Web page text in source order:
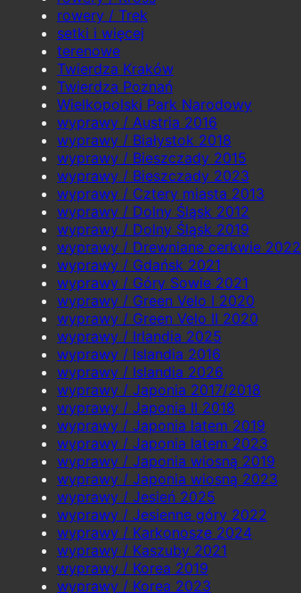
rowery / Trek
setki i więcej
terenowe
Twierdza Kraków
Twierdza Poznań
Wielkopolski Park Narodowy
wyprawy / Austria 2016
wyprawy / Białystok 2018
wyprawy / Bieszczady 2015
wyprawy / Bieszczady 2023
wyprawy / Cztery miasta 2013
wyprawy / Dolny Śląsk 2012
wyprawy / Dolny Śląsk 2019
wyprawy / Drewniane cerkwie 2022
wyprawy / Gdańsk 2021
wyprawy / Góry Sowie 2021
wyprawy / Green Velo I 2020
wyprawy / Green Velo II 2020
wyprawy / Irlandia 2025
wyprawy / Islandia 2016
wyprawy / Islandia 2026
wyprawy / Japonia 2017/2018
wyprawy / Japonia II 2018
wyprawy / Japonia latem 2019
wyprawy / Japonia latem 2023
wyprawy / Japonia wiosną 2019
wyprawy / Japonia wiosną 2023
wyprawy / Jesień 2025
wyprawy / Jesienne góry 2022
wyprawy / Karkonosze 2024
wyprawy / Kaszuby 2021
wyprawy / Korea 2019
wyprawy / Korea 2023